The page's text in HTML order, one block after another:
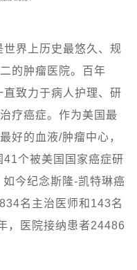
界上历史最悠久、规
的肿瘤医院。百年
致力于病人护理、研
疗癌症。作为美国最
好的血液/肿瘤中心，
个被美国国家癌症研
今纪念斯隆-凯特琳癌
名主治医师和143名
，医院接纳患者24486